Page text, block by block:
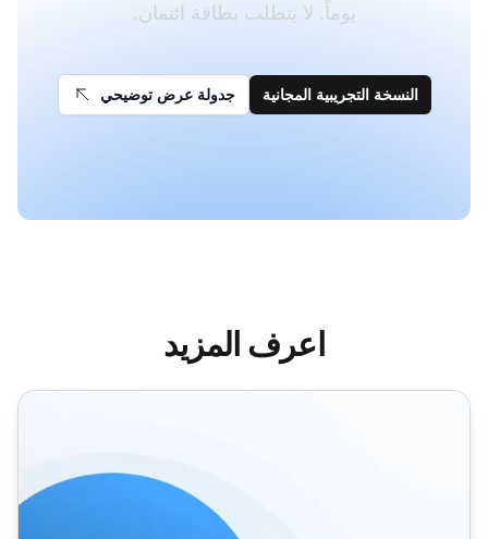
يوماً. لا يتطلب بطاقة ائتمان.
النسخة التجريبية المجانية جدولة عرض توضيحي
اعرف المزيد
قوالب قاعدة المعرفة